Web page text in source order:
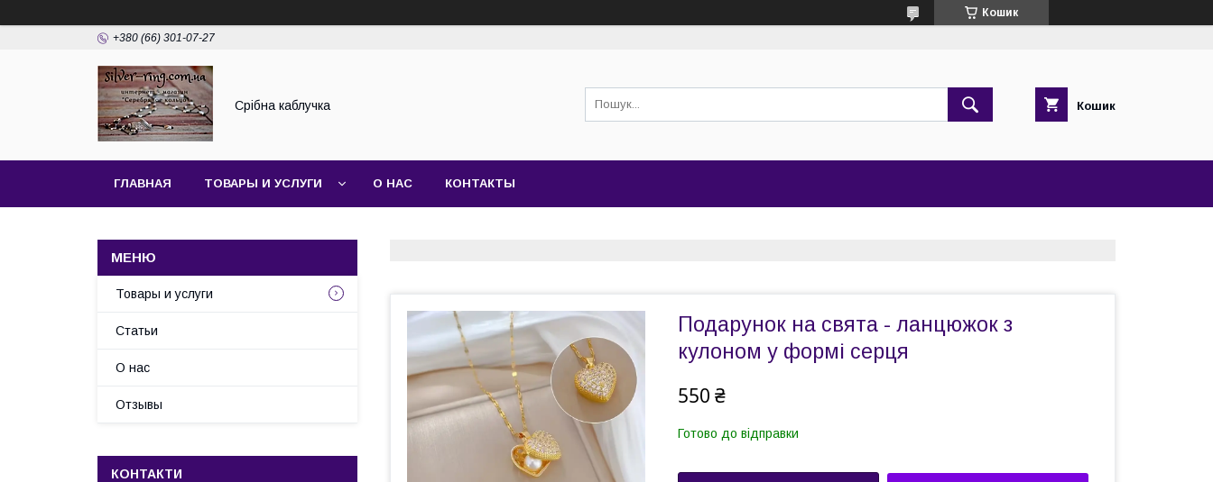
Кошик
+380 (66) 301-07-27
Срібна каблучка Кошик
ГЛАВНАЯ ТОВАРЫ И УСЛУГИ О НАС КОНТАКТЫ
Подарунок на свята - ланцюжок з
кулоном у формі серця
550 ₴
Готово до відправки
Товары и услуги
Статьи
О нас
Отзывы
КОНТАКТИ